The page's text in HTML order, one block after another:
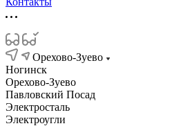
Орехово-Зуево
Ногинск
Орехово-Зуево
Павловский Посад
Электросталь
Электроугли